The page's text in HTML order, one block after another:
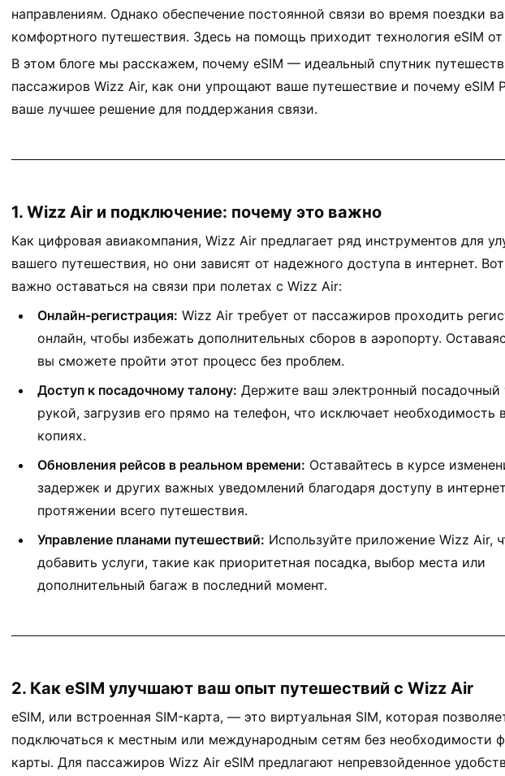
направлениям. Однако обеспечение постоянной связи во время поездки
комфортного путешествия. Здесь на помощь приходит технология eSIM от
В этом блоге мы расскажем, почему eSIM — идеальный спутник
пассажиров Wizz Air, как они упрощают ваше путешествие и почему eSIM
ваше лучшее решение для поддержания связи.
1. Wizz Air и подключение: почему это важно
Как цифровая авиакомпания, Wizz Air предлагает ряд инструментов для
вашего путешествия, но они зависят от надежного доступа в интернет.
важно оставаться на связи при полетах с Wizz Air:
Онлайн-регистрация: Wizz Air требует от пассажиров проходить
онлайн, чтобы избежать дополнительных сборов в аэропорту.
вы сможете пройти этот процесс без проблем.
Доступ к посадочному талону: Держите ваш электронный посадочный
рукой, загрузив его прямо на телефон, что исключает необходимость
копиях.
Обновления рейсов в реальном времени: Оставайтесь в курсе
задержек и других важных уведомлений благодаря доступу в
протяжении всего путешествия.
Управление планами путешествий: Используйте приложение Wizz Air,
добавить услуги, такие как приоритетная посадка, выбор места или
дополнительный багаж в последний момент.
2. Как eSIM улучшают ваш опыт путешествий с Wizz Air
eSIM, или встроенная SIM-карта, — это виртуальная SIM, которая
подключаться к местным или международным сетям без необходимости
карты. Для пассажиров Wizz Air eSIM предлагают непревзойденное